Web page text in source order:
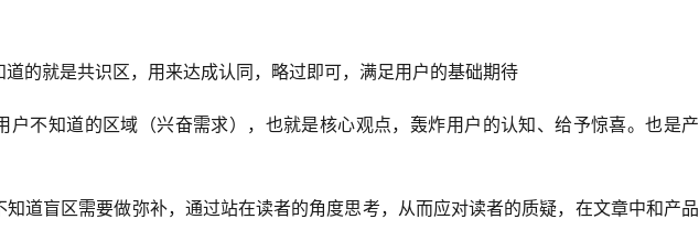
的就是共识区，用来达成认同，略过即可，满足用户的基础期待
户不知道的区域（兴奋需求），也就是核心观点，轰炸用户的认知、给予惊喜。也是产
知道盲区需要做弥补，通过站在读者的角度思考，从而应对读者的质疑，在文章中和产品